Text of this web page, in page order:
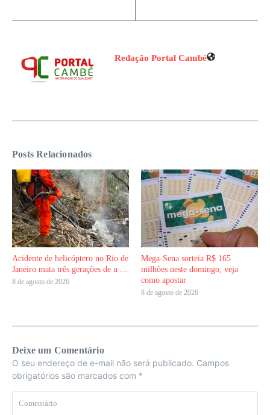
Redação Portal Cambé
Posts Relacionados
Acidente de helicóptero no Rio de
Janeiro mata três gerações de u ...
8 de agosto de 2026
Mega-Sena sorteia R$ 165
milhões neste domingo; veja
como apostar
8 de agosto de 2026
Deixe um Comentário
O seu endereço de e-mail não será publicado. Campos
obrigatórios são marcados com *